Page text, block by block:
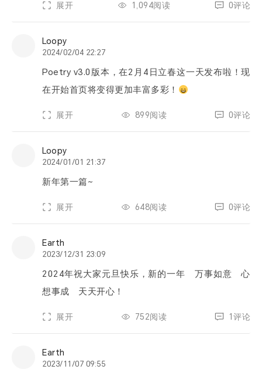
展开 1,094阅读 0评论
Loopy
2024/02/04 22:27
Poetry v3.0版本，在2月4日立春这一天发布啦！现
在开始首页将变得更加丰富多彩！
展开 899阅读 0评论
Loopy
2024/01/01 21:37
新年第一篇~
展开 648阅读 0评论
Earth
2023/12/31 23:09
2024年祝大家元旦快乐，新的一年 万事如意 心
想事成 天天开心！
展开 752阅读 1评论
Earth
2023/11/07 09:55